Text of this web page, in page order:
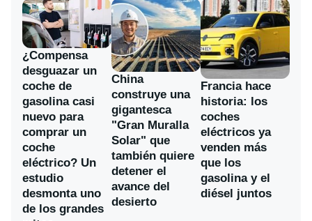
¿Compensa
desguazar un
coche de
gasolina casi
nuevo para
comprar un
coche
eléctrico? Un
estudio
desmonta uno
de los grandes
China
construye una
gigantesca
"Gran Muralla
Solar" que
también quiere
detener el
avance del
desierto
Francia hace
historia: los
coches
eléctricos ya
venden más
que los
gasolina y el
diésel juntos